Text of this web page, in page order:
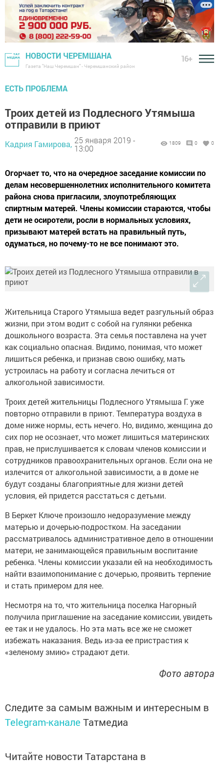
НОВОСТИ ЧЕРЕМШАНА
Газета "Наш Черемшан" - Черемшанский район
16+
ЕСТЬ ПРОБЛЕМА
Троих детей из Подлесного Утямыша
отправили в приют
Кадрия Гамирова, 25 января 2019 -
13:00
1809 0 0
Огорчает то, что на очередное заседание комиссии по
делам несовершеннолетних исполнительного комитета
района снова пригласили, злоупотребляющих
спиртным матерей. Члены комиссии стараются, чтобы
дети не осиротели, росли в нормальных условиях,
призывают матерей встать на правильный путь,
одуматься, но почему-то не все понимают это.
Жительница Старого Утямыша ведет разгульный образ
жизни, при этом водит с собой на гулянки ребенка
дошкольного возраста. Эта семья поставлена на учет
как социально опасная. Видимо, понимая, что может
лишиться ребенка, и признав свою ошибку, мать
устроилась на работу и согласна лечиться от
алкогольной зависимости.
Троих детей жительницы Подлесного Утямыша Г. уже
повторно отправили в приют. Температура воздуха в
доме ниже нормы, есть нечего. Но, видимо, женщина до
сих пор не осознает, что может лишиться материнских
прав, не прислушивается к словам членов комиссии и
сотрудников правоохранительных органов. Если она не
излечится от алкогольной зависимости, а в доме не
будут созданы благоприятные для жизни детей
условия, ей придется расстаться с детьми.
В Беркет Ключе произошло недоразумение между
матерью и дочерью-подростком. На заседании
рассматривалось административное дело в отношении
матери, не занимающейся правильным воспитание
ребенка. Члены комиссии указали ей на необходимость
найти взаимопонимание с дочерью, проявить терпение
и стать примером для нее.
Несмотря на то, что жительница поселка Нагорный
получила приглашение на заседание комиссии, увидеть
ее так и не удалось. Но эта мать все же не сможет
избежать наказания. Ведь из-за ее пристрастия к
«зеленому змию» страдают дети.
Фото автора
Следите за самым важным и интересным в
Telegram-канале Татмедиа
Читайте новости Татарстана в